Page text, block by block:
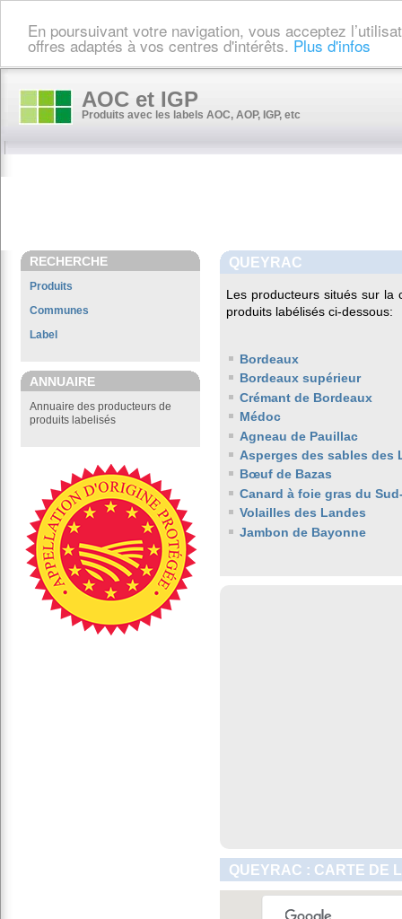
En poursuivant votre navigation, vous acceptez
offres adaptés à vos centres d'intérêts. Plus d'infos
AOC et IGP
Produits avec les labels AOC, AOP, IGP, etc
RECHERCHE
Produits
Communes
Label
ANNUAIRE
Annuaire des producteurs de
produits labelisés
QUEYRAC
Les producteurs situés sur la
produits labélisés ci-dessous:
Bordeaux
Bordeaux supérieur
Crémant de Bordeaux
Médoc
Agneau de Pauillac
Asperges des sables des
Bœuf de Bazas
Canard à foie gras du
Volailles des Landes
Jambon de Bayonne
QUEYRAC : CARTE DE